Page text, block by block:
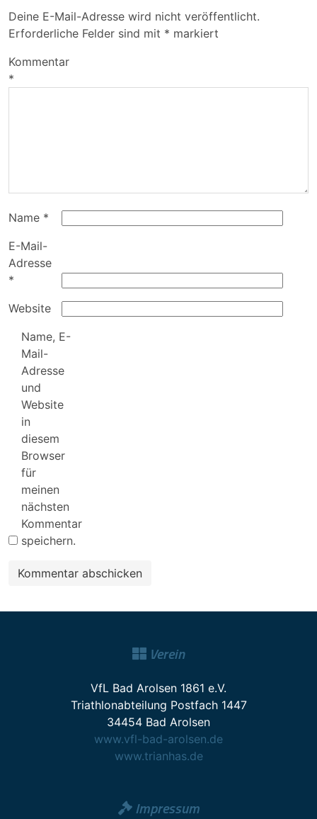
Deine E-Mail-Adresse wird nicht veröffentlicht.
Erforderliche Felder sind mit * markiert
Kommentar
*
Name *
E-Mail-
Adresse
*
Website
Name, E-
Mail-
Adresse
und
Website
in
diesem
Browser
für
meinen
nächsten
Kommentar
speichern.
Verein
VfL Bad Arolsen 1861 e.V.
Triathlonabteilung Postfach 1447
34454 Bad Arolsen
www.vfl-bad-arolsen.de
www.trianhas.de
Impressum